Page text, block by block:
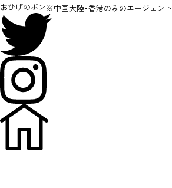
おひげのポン※中国大陸・香港のみのエージェント